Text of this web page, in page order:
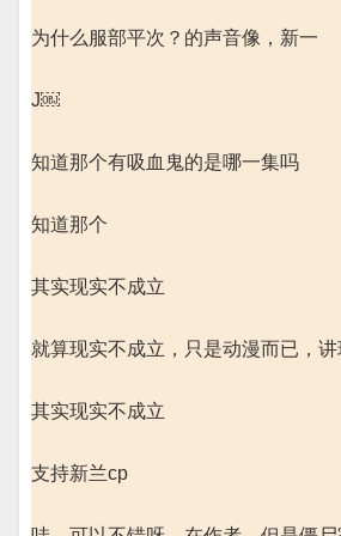
为什么服部平次？的声音像，新一
J￼
知道那个有吸血鬼的是哪一集吗
知道那个
其实现实不成立
就算现实不成立，只是动漫而已，
其实现实不成立
支持新兰cp